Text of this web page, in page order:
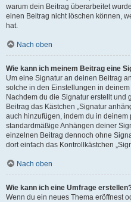
warum dein Beitrag überarbeitet
einen Beitrag nicht löschen können,
hat.
Nach oben
Wie kann ich meinem Beitrag eine
Um eine Signatur an deinen Beitrag
solche in den Einstellungen in
Nachdem du die Signatur erstellt und
Beitrag das Kästchen „Signatur
auch hinzufügen, indem du in
standardmäßige Anhängen deiner
einzelnen Beitrag dennoch ohne
dort einfach das Kontrollkästchen
Nach oben
Wie kann ich eine Umfrage
Wenn du ein neues Thema eröffnest